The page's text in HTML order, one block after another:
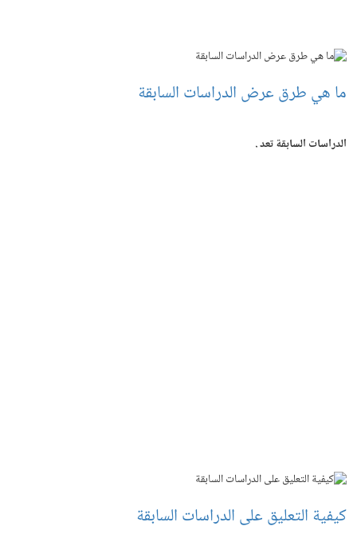
ما هي طرق عرض الدراسات السابقة
الدراسات السابقة تعد .
كيفية التعليق على الدراسات السابقة